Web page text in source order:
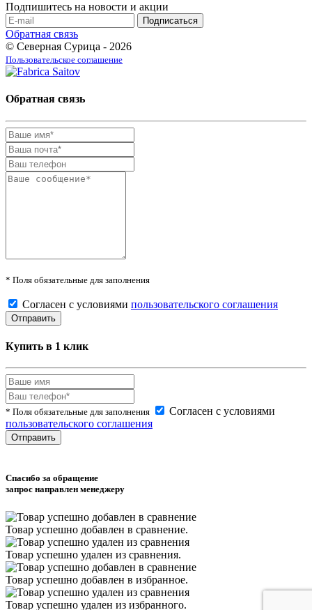
Подпишитесь на новости и акции
Обратная связь
© Северная Сурица - 2026
Пользовательское соглашение
Обратная связь
* Поля обязательные для заполнения
Согласен с условиями пользовательского соглашения
Купить в 1 клик
* Поля обязательные для заполнения
Согласен с условиями
пользовательского соглашения
Спасибо за обращение
запрос направлен менеджеру
Товар успешно добавлен в сравнение.
Товар успешно удален из сравнения.
Товар успешно добавлен в избранное.
Товар успешно удален из избранного.